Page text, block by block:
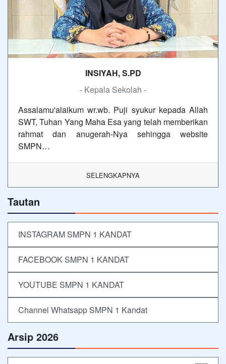
INSIYAH, S.PD
- Kepala Sekolah -
Assalamu'alaikum wr.wb. Puji syukur kepada Allah
SWT, Tuhan Yang Maha Esa yang telah memberikan
rahmat dan anugerah-Nya sehingga website
SMPN…
SELENGKAPNYA
Tautan
INSTAGRAM SMPN 1 KANDAT
FACEBOOK SMPN 1 KANDAT
YOUTUBE SMPN 1 KANDAT
Channel Whatsapp SMPN 1 Kandat
Arsip 2026